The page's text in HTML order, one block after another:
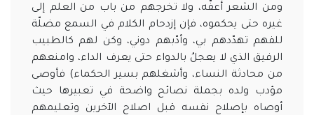
ومن الشعر أعفّه، ولا تخرجهم من باب من العلم إلى
غيره حتى يحكموه، فإن إزدحام الكلام في السمع مضلّة
للفهم تهدّدهم بي، وأدّبهم دوني، وكن لهم كالطبيب
الرفيق الذي لا يعجلُ بالدواء حتى يعرف الداء، وامنعهم
من محادثة النساء، وأشغلهم بسير الحكماء) فأوصى
مؤدب ولده بجملة نصائح واضحة في تعبيرها حيث
أوصاه بإصلاح نفسه قبل اصلاح الآخرين وتعليمهم